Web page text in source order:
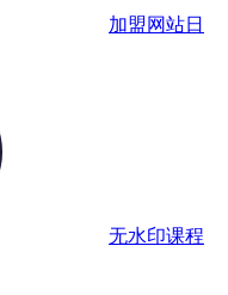
加盟网站日
无水印课程